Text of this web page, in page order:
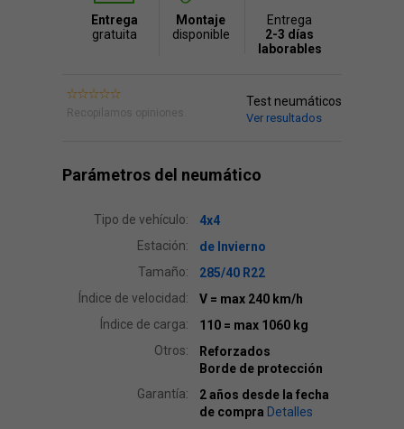
Entrega
gratuita
Montaje
disponible
Entrega
2-3 días
laborables
Recopilamos opiniones.
Test neumáticos
Ver resultados
Parámetros del neumático
Tipo de vehículo:
4x4
Estación:
de Invierno
Tamaño:
285/40 R22
Índice de velocidad:
V = max 240 km/h
Índice de carga:
110 = max 1060 kg
Otros:
Reforzados
Borde de protección
Garantía:
2 años desde la fecha
de compra Detalles